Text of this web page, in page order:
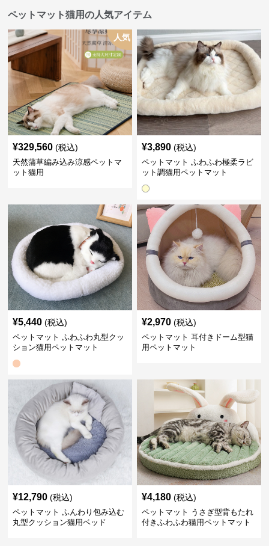
ペットマット猫用の人気アイテム
人気
¥329,560 (税込)
天然蒲草編み込み涼感ペットマ
ット猫用
¥3,890 (税込)
ペットマット ふわふわ極柔ラビ
ット調猫用ペットマット
¥5,440 (税込)
ペットマット ふわふわ丸型クッ
ション猫用ペットマット
¥2,970 (税込)
ペットマット 耳付きドーム型猫
用ペットマット
¥12,790 (税込)
ペットマット ふんわり包み込む
丸型クッション猫用ベッド
¥4,180 (税込)
ペットマット うさぎ型背もたれ
付きふわふわ猫用ペットマット